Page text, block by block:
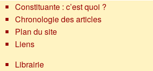
Constituante : c’est quoi ?
Chronologie des articles
Plan du site
Liens
Librairie